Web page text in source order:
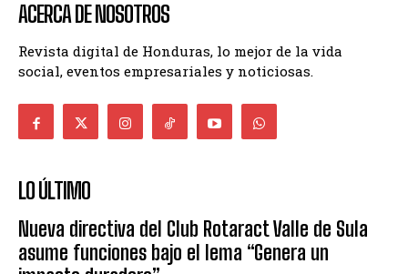
ACERCA DE NOSOTROS
Revista digital de Honduras, lo mejor de la vida
social, eventos empresariales y noticiosas.
LO ÚLTIMO
Nueva directiva del Club Rotaract Valle de Sula
asume funciones bajo el lema “Genera un